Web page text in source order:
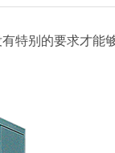
特别的要求才能够